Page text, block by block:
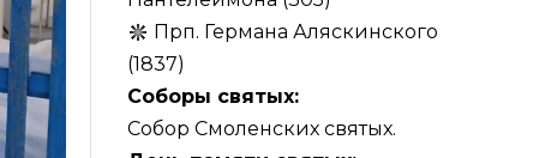
Прп. Германа Аляскинского
(1837)
Соборы святых:
Собор Смоленских святых.